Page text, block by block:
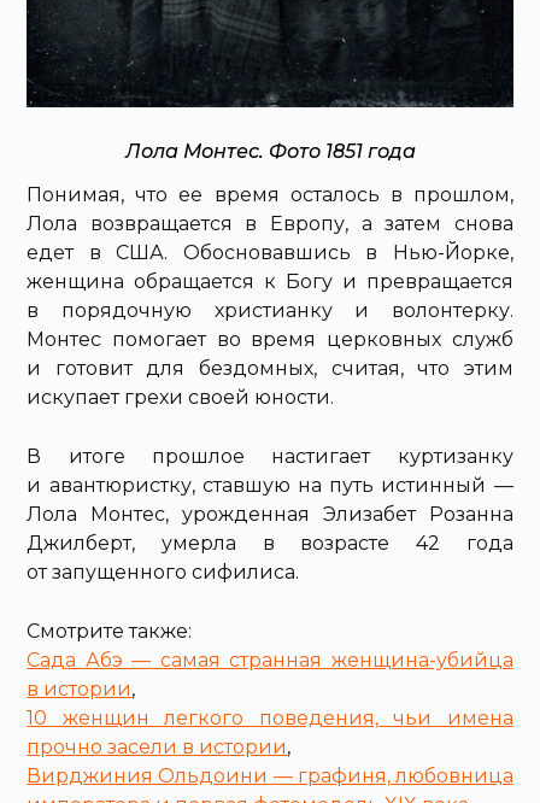
Лола Монтес. Фото 1851 года
Понимая, что ее время осталось в прошлом,
Лола возвращается в Европу, а затем снова
едет в США. Обосновавшись в Нью-Йорке,
женщина обращается к Богу и превращается
в порядочную христианку и волонтерку.
Монтес помогает во время церковных служб
и готовит для бездомных, считая, что этим
искупает грехи своей юности.
В итоге прошлое настигает куртизанку
и авантюристку, ставшую на путь истинный —
Лола Монтес, урожденная Элизабет Розанна
Джилберт, умерла в возрасте 42 года
от запущенного сифилиса.
Смотрите также:
Сада Абэ — самая странная женщина-убийца
в истории,
10 женщин легкого поведения, чьи имена
прочно засели в истории,
Вирджиния Ольдоини — графиня, любовница